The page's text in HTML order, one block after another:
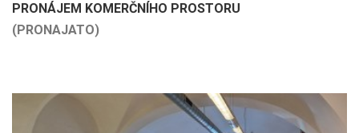
PRONÁJEM KOMERČNÍHO PROSTORU
(PRONAJATO)